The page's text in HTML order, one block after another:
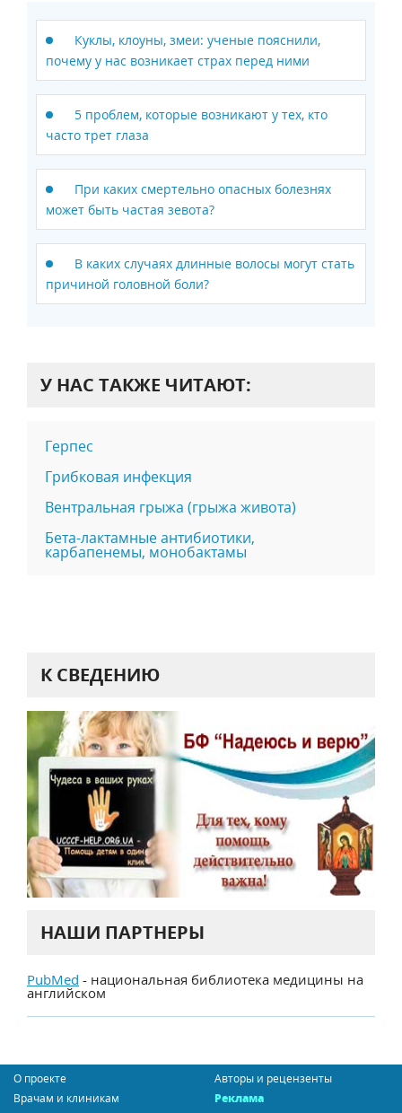
Куклы, клоуны, змеи: ученые пояснили,
почему у нас возникает страх перед ними
5 проблем, которые возникают у тех, кто
часто трет глаза
При каких смертельно опасных болезнях
может быть частая зевота?
В каких случаях длинные волосы могут стать
причиной головной боли?
У НАС ТАКЖЕ ЧИТАЮТ:
Герпес
Грибковая инфекция
Вентральная грыжа (грыжа живота)
Бета-лактамные антибиотики,
карбапенемы, монобактамы
К СВЕДЕНИЮ
НАШИ ПАРТНЕРЫ
PubMed - национальная библиотека медицины на
английском
О проекте
Авторы и рецензенты
Врачам и клиникам
Реклама